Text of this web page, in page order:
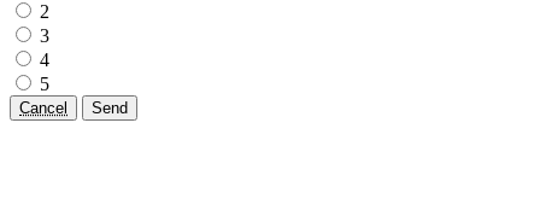
2
3
4
5
Cancel Send